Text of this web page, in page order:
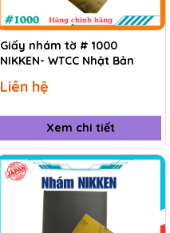
Giấy nhám tờ # 1000
NIKKEN- WTCC Nhật Bản
Liên hệ
Xem chi tiết